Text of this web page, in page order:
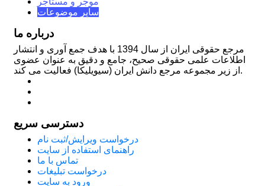
سایر موضوعات
درباره ما
مرجع حقوقی ایران از سال 1394 با هدف جمع آوری و انتشار
اطلاعات علمی حقوقی صحیح، جامع و دقیق به عنوان عضوی
از زیر مجموعه مرجع دانش ایران (سیویلیکا) فعالیت می کند.
دسترسی سریع
درخواست ویرایش/ثبت نام
راهنمای استفاده از سایت
تماس با ما
درخواست تبلیغات
ورود به سایت